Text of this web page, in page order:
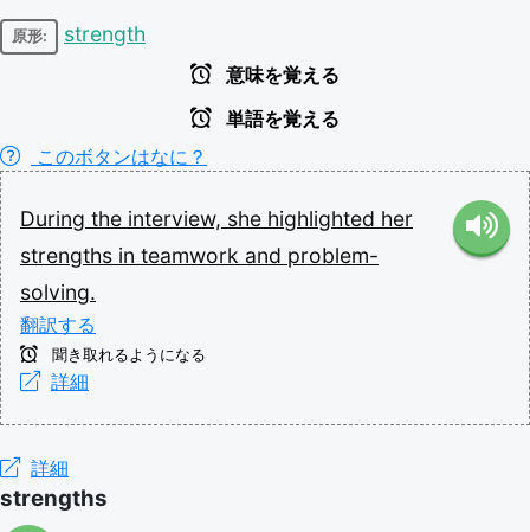
原形: strength
意味を覚える
単語を覚える
このボタンはなに？
During the interview, she highlighted her
strengths in teamwork and problem-
solving.
翻訳する
聞き取れるようになる
詳細
詳細
strengths